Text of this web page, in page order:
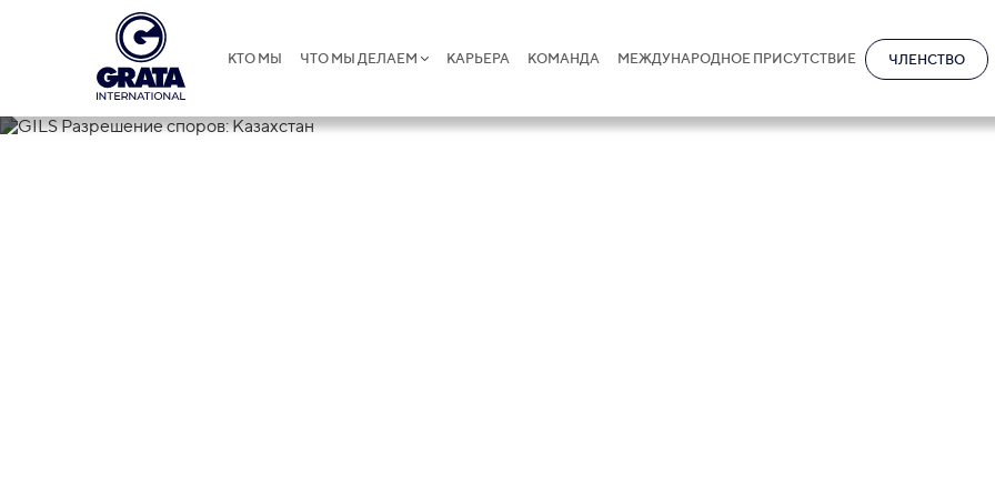
КТО МЫ ЧТО МЫ ДЕЛАЕМ КАРЬЕРА КОМАНДА МЕЖДУНАРОДНОЕ ПРИСУТСТВИЕ ЧЛЕНСТВО